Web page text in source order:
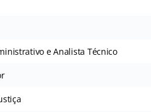
e Analista Técnico